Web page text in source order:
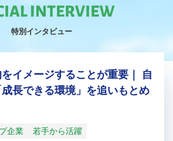
特別インタビュー
イメージすることが重要｜ 自
長できる環境」を追いもとめ
企業 若手から活躍